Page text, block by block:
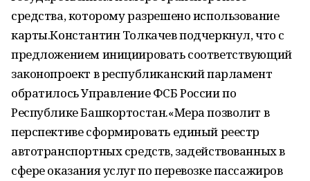
средства, которому разрешено использование
карты.Константин Толкачев подчеркнул, что с
предложением инициировать соответствующий
законопроект в республиканский парламент
обратилось Управление ФСБ России по
Республике Башкортостан.«Мера позволит в
перспективе сформировать единый реестр
автотранспортных средств, задействованных в
сфере оказания услуг по перевозке пассажиров